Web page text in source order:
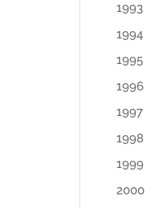
1993
1994
1995
1996
1997
1998
1999
2000